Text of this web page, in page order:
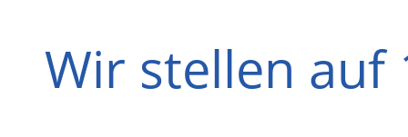
Wir stellen auf